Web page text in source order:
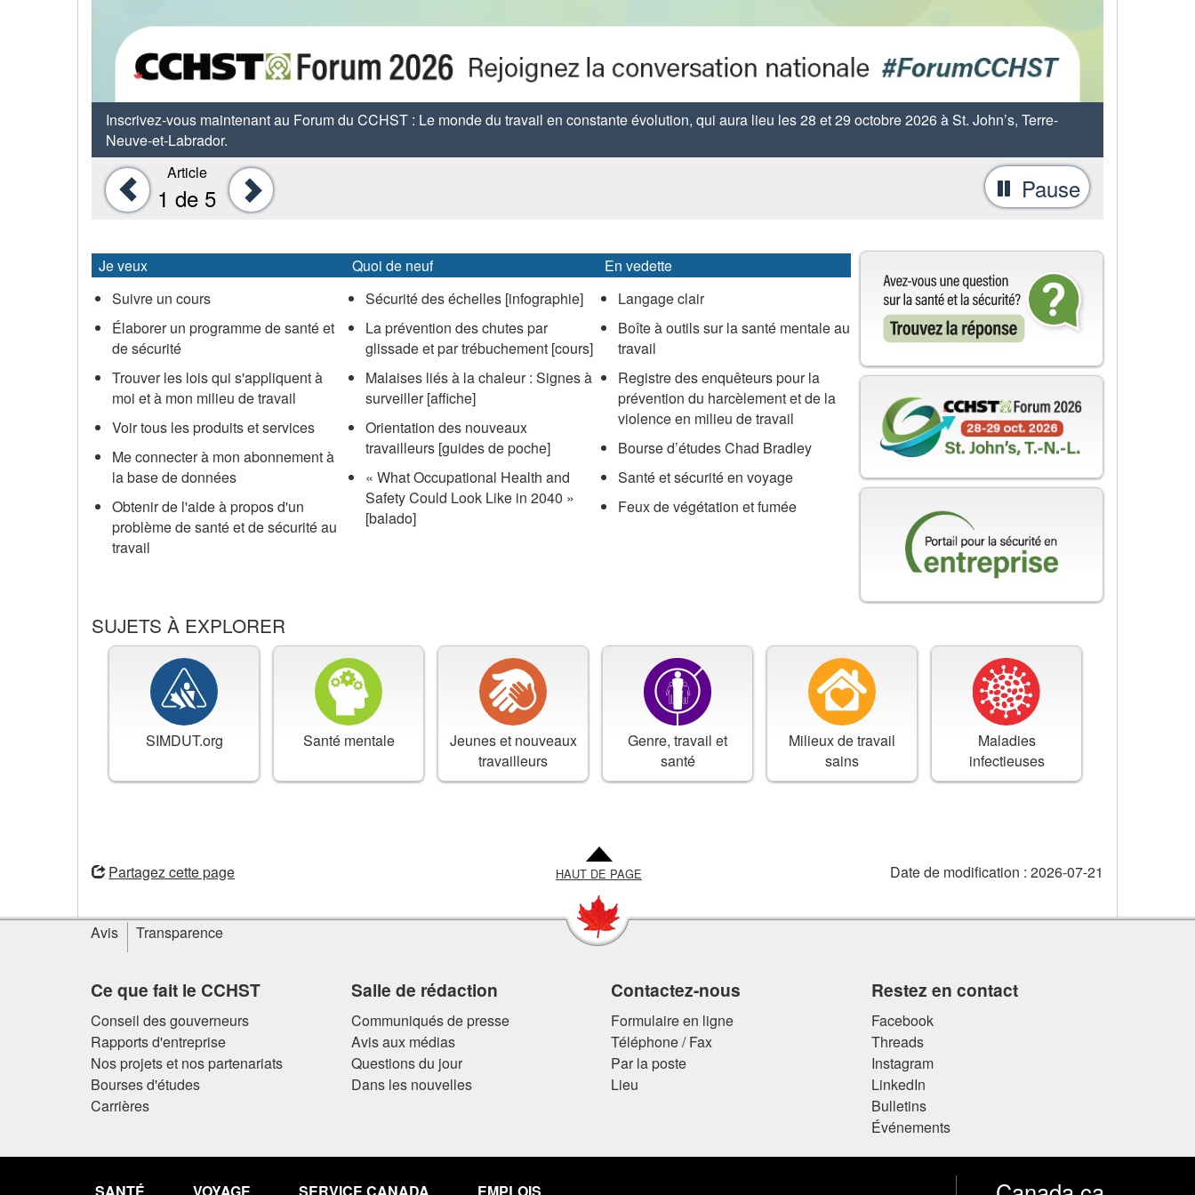
travail
des
ressources
en
matière
de
santé
et
de
sécurité
au
travail
du
CCHST
Précédent
Article
1 de 5
Suivant Pause -
la
d'onglets
Inscrivez-vous maintenant au Forum du CCHST : Le monde du travail en constante évolution, qui aura lieu les 28 et 29 octobre 2026 à St. John’s, Terre-
Neuve-et-Labrador.
Je veux
Suivre un cours
Élaborer un programme de santé et
de sécurité
Trouver les lois qui s'appliquent à
moi et à mon milieu de travail
Voir tous les produits et services
Me connecter à mon abonnement à
la base de données
Obtenir de l'aide à propos d'un
problème de santé et de sécurité au
travail
Quoi de neuf
Sécurité des échelles[infographie]
La prévention des chutes par
glissade et par trébuchement[cours]
Malaises liés à la chaleur : Signes à
surveiller[affiche]
Orientation des nouveaux
travailleurs[guides de poche]
« What Occupational Health and
Safety Could Look Like in 2040 »
[balado]
En vedette
Langage clair
Boîte à outils sur la santé mentale au
travail
Registre des enquêteurs pour la
prévention du harcèlement et de la
violence en milieu de travail
Bourse d’études Chad Bradley
Santé et sécurité en voyage
Feux de végétation et fumée
SUJETS À EXPLORER
SIMDUT.org Santé mentale
Jeunes et nouveaux
travailleurs
Genre, travail et
santé
Milieux de travail
sains
Maladies
infectieuses
une
nouvelle
Partagez cette page HAUT DE PAGE Date de modification : 2026-07-21
Informations
sur
site
Avis Transparence
Ce que fait le CCHST
Conseil des gouverneurs
Rapports d'entreprise
Nos projets et nos partenariats
Bourses d'études
Carrières
Salle de rédaction
Communiqués de presse
Avis aux médias
Questions du jour
Dans les nouvelles
Contactez-nous
Formulaire en ligne
Téléphone / Fax
Par la poste
Lieu
Restez en contact
Facebook
Threads
Instagram
LinkedIn
Bulletins
Événements
de